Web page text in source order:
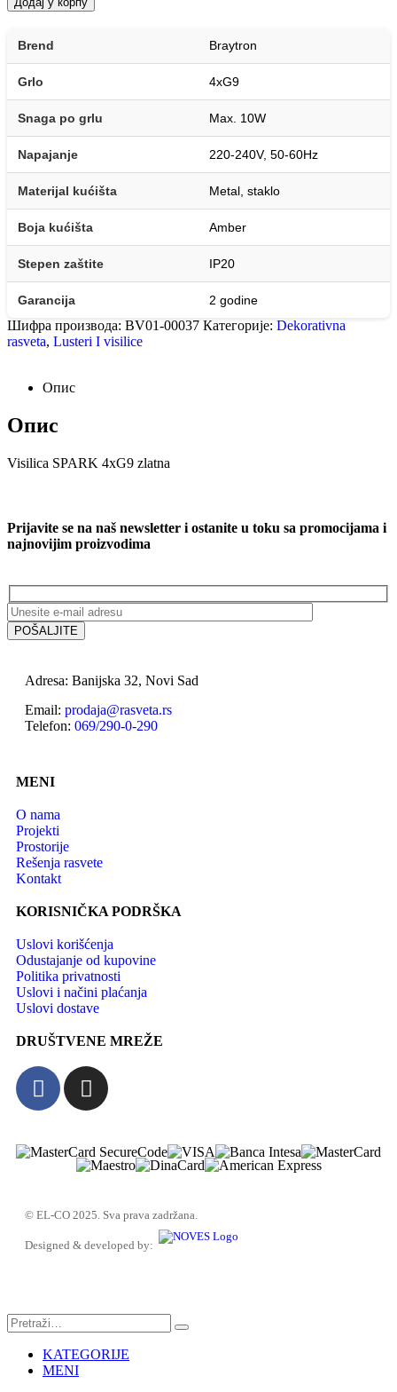
Brend Braytron
Grlo 4xG9
Snaga po grlu Max. 10W
Napajanje 220-240V, 50-60Hz
Materijal kućišta Metal, staklo
Boja kućišta Amber
Stepen zaštite IP20
Garancija 2 godine
Шифра производа: BV01-00037 Категорије: Dekorativna
rasveta, Lusteri I visilice
Опис
Опис
Visilica SPARK 4xG9 zlatna
Prijavite se na naš newsletter i ostanite u toku sa promocijama i
najnovijim proizvodima
Adresa: Banijska 32, Novi Sad
Email: prodaja@rasveta.rs
Telefon: 069/290-0-290
MENI
O nama
Projekti
Prostorije
Rešenja rasvete
Kontakt
KORISNIČKA PODRŠKA
Uslovi korišćenja
Odustajanje od kupovine
Politika privatnosti
Uslovi i načini plaćanja
Uslovi dostave
DRUŠTVENE MREŽE
© EL-CO 2025. Sva prava zadržana.
Designed & developed by:
KATEGORIJE
MENI